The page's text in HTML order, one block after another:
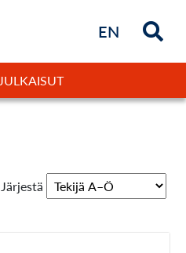
EN Briefly
JULKAISUT
Järjestä